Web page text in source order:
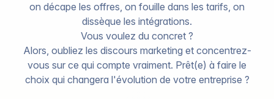
on décape les offres, on fouille dans les tarifs, on
dissèque les intégrations.
Vous voulez du concret ?
Alors, oubliez les discours marketing et concentrez-
vous sur ce qui compte vraiment. Prêt(e) à faire le
choix qui changera l'évolution de votre entreprise ?